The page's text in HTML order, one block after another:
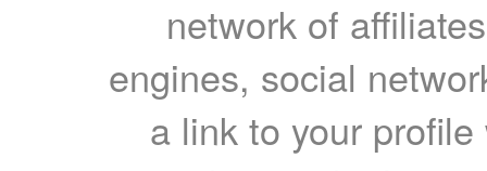
network of
engines, social
a link to your